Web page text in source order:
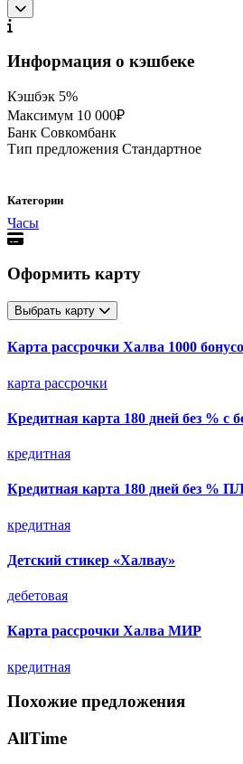
Информация о кэшбеке
Кэшбэк 5%
Максимум 10 000₽
Банк Совкомбанк
Тип предложения Стандартное
Категории
Часы
Оформить карту
Выбрать карту
Карта рассрочки Халва 1000
карта рассрочки
Кредитная карта 180 дней без % с
кредитная
Кредитная карта 180 дней без %
кредитная
Детский стикер «Халвау»
дебетовая
Карта рассрочки Халва МИР
кредитная
Похожие предложения
AllTime